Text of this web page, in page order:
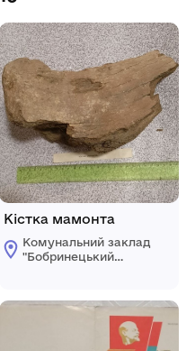
Кістка мамонта
Комунальний заклад
"Бобринецький
імені Миколи